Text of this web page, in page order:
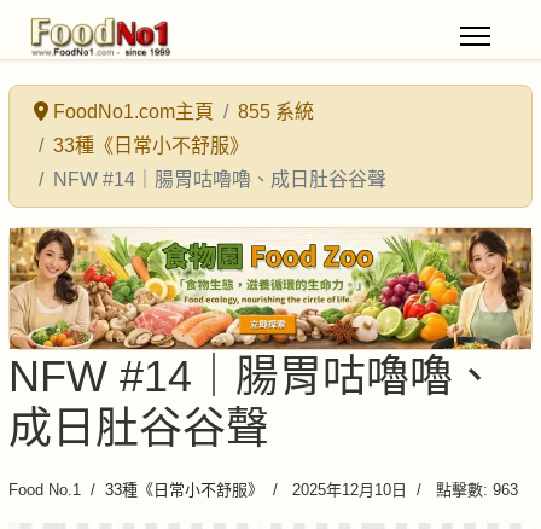
FoodNo1.com主頁
855 系統
33種《日常小不舒服》
NFW #14｜腸胃咕嚕嚕、成日肚谷谷聲
NFW #14｜腸胃咕嚕嚕、
成日肚谷谷聲
Food No.1 33種《日常小不舒服》 2025年12月10日 點擊數: 963